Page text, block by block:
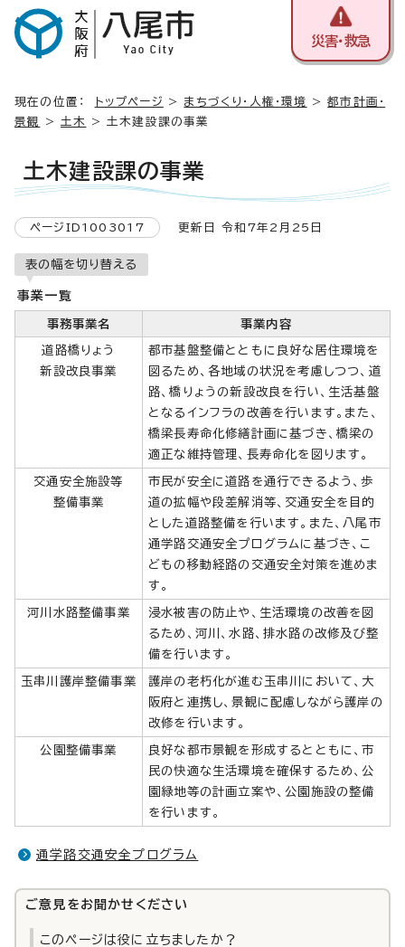
災害・救急
現在の位置： トップページ > まちづくり・人権・環境 >都市計画・
景観
>土木 > 土木建設課の事業
土木建設課の事業
ページID1003017 更新日 令和7年2月25日
表の幅を切り替える
事業一覧
事務事業名 事業内容
道路橋りょう
新設改良事業
都市基盤整備とともに良好な居住環境を
図るため、各地域の状況を考慮しつつ、道
路、橋りょうの新設改良を行い、生活基盤
となるインフラの改善を行います。また、
橋梁長寿命化修繕計画に基づき、橋梁の
適正な維持管理、長寿命化を図ります。
交通安全施設等
整備事業
市民が安全に道路を通行できるよう、歩
道の拡幅や段差解消等、交通安全を目的
とした道路整備を行います。また、八尾市
通学路交通安全プログラムに基づき、こ
どもの移動経路の交通安全対策を進めま
す。
河川水路整備事業
浸水被害の防止や、生活環境の改善を図
るため、河川、水路、排水路の改修及び整
備を行います。
玉串川護岸整備事業
護岸の老朽化が進む玉串川において、大
阪府と連携し、景観に配慮しながら護岸の
改修を行います。
公園整備事業
良好な都市景観を形成するとともに、市
民の快適な生活環境を確保するため、公
園緑地等の計画立案や、公園施設の整備
を行います。
通学路交通安全プログラム
ご意見をお聞かせください
このページは役に立ちましたか？